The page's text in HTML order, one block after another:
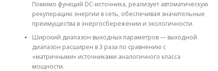
Помимо функций DC-источника, реализует автоматическую
рекуперацию энергии в сеть, обеспечивая значительные
преимущества в энергосбережении и экологичности.
Широкий диапазон выходных параметров — выходной
диапазон расширен в 3 раза по сравнению с
«матричными» источниками аналогичного класса
мощности.